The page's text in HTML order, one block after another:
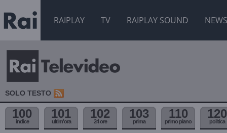
RAIPLAY TV RAIPLAY SOUND NEWS
SOLO TESTO
100
indice
101
ultim'ora
102
24 ore
103
prima
110
primo piano
120
politica